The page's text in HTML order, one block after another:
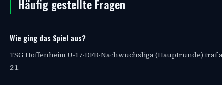
Häufig gestellte Fragen
Wie ging das Spiel aus?
TSG Hoffenheim U-17-DFB-Nachwuchsliga (Hauptrunde)
2:1.